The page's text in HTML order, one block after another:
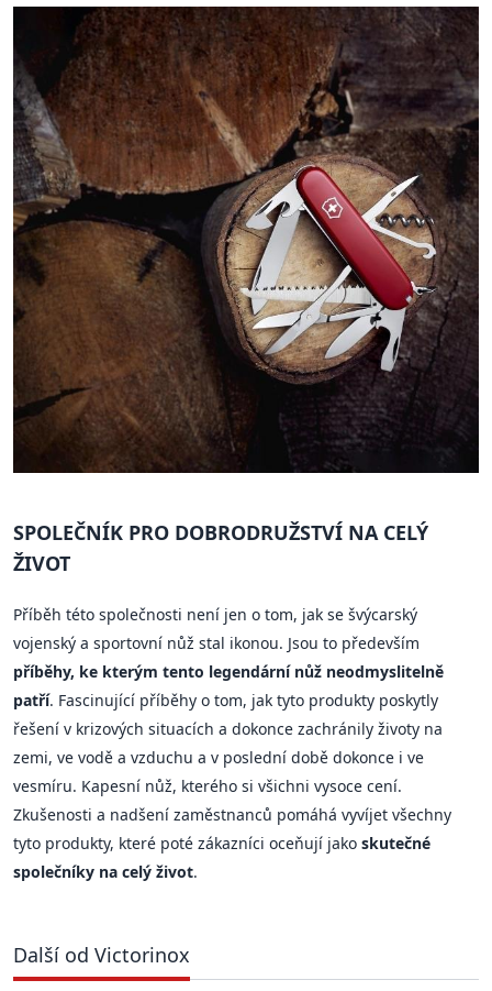
SPOLEČNÍK PRO DOBRODRUŽSTVÍ NA CELÝ
ŽIVOT
Příběh této společnosti není jen o tom, jak se švýcarský
vojenský a sportovní nůž stal ikonou. Jsou to především
příběhy, ke kterým tento legendární nůž neodmyslitelně
patří. Fascinující příběhy o tom, jak tyto produkty poskytly
řešení v krizových situacích a dokonce zachránily životy na
zemi, ve vodě a vzduchu a v poslední době dokonce i ve
vesmíru. Kapesní nůž, kterého si všichni vysoce cení.
Zkušenosti a nadšení zaměstnanců pomáhá vyvíjet všechny
tyto produkty, které poté zákazníci oceňují jako skutečné
společníky na celý život.
Další od Victorinox